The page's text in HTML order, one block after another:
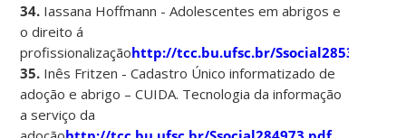
34. Iassana Hoffmann - Adolescentes em abrigos e
o direito á
profissionalizaçãohttp://tcc.bu.ufsc.br/Ssocial285315.pdf
35. Inês Fritzen - Cadastro Único informatizado de
adoção e abrigo – CUIDA. Tecnologia da informação
a serviço da